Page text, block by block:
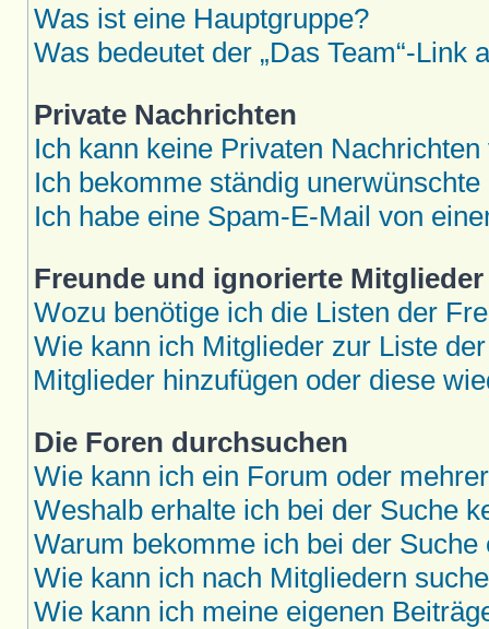
Was ist eine Hauptgruppe?
Was bedeutet der „Das Team“-Link
Private Nachrichten
Ich kann keine Privaten
Ich bekomme ständig
Ich habe eine Spam-E-Mail von
Freunde und ignorierte Mitglieder
Wozu benötige ich die Listen der
Wie kann ich Mitglieder zur Liste
Mitglieder hinzufügen oder diese
Die Foren durchsuchen
Wie kann ich ein Forum oder
Weshalb erhalte ich bei der Suche
Warum bekomme ich bei der Suche
Wie kann ich nach Mitgliedern
Wie kann ich meine eigenen